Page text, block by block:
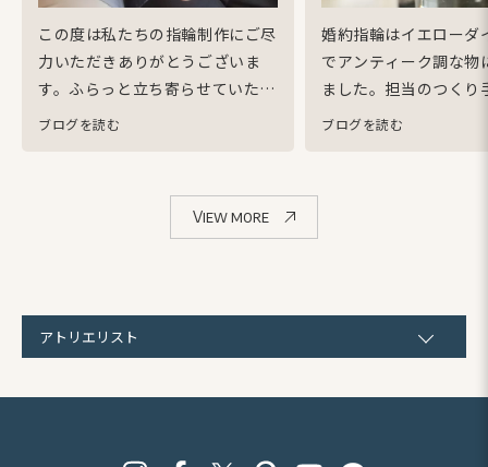
この度は私たちの指輪制作にご尽
力いただきありがとうございま
す。ふらっと立ち寄らせていただ
いた日から指輪の受け取りの日ま
私たちの悩みや希望を細かく
みてくれ、一つ一つの気持ちを汲
を作成していただいたことが嬉し
く思います。この度は本当にあり
ブログを読む
婚約指輪はイエローダ
でアンティーク調な物
ました。 担当のつくり
相談して、試行錯誤し
ブログを読む
View more
アトリエリスト